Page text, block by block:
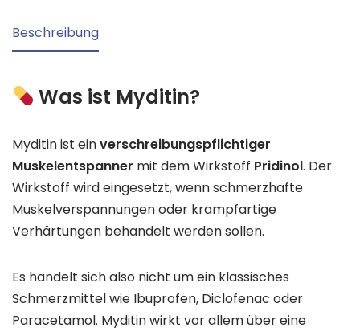
Beschreibung
Was ist Myditin?
Myditin ist einverschreibungspflichtiger
Muskelentspanner mit dem Wirkstoff Pridinol. Der
Wirkstoff wird eingesetzt, wenn schmerzhafte
Muskelverspannungen oder krampfartige
Verhärtungen behandelt werden sollen.
Es handelt sich also nicht um ein klassisches
Schmerzmittel wie Ibuprofen, Diclofenac oder
Paracetamol. Myditin wirkt vor allem über eine